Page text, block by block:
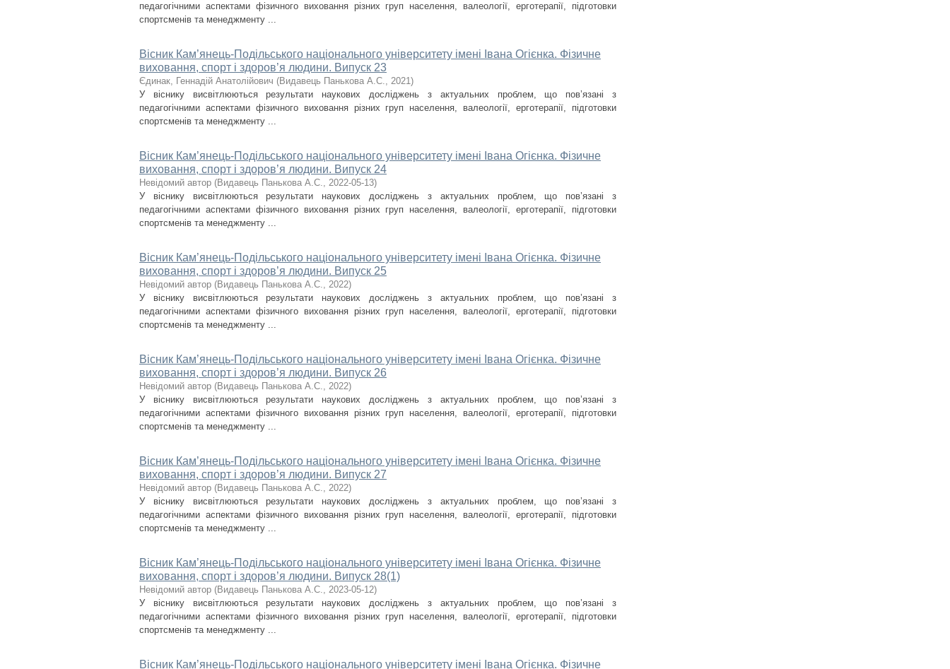
педагогічними аспектами фізичного виховання різних груп населення, валеології, ерготерапії, підготовки
спортсменів та менеджменту ...
Вісник Кам’янець-Подільського національного університету імені Івана Огієнка. Фізичне
виховання, спорт і здоров’я людини. Випуск 23
Єдинак, Геннадій Анатолійович (Видавець Панькова А.С., 2021)
У віснику висвітлюються результати наукових досліджень з актуальних проблем, що пов’язані з
педагогічними аспектами фізичного виховання різних груп населення, валеології, ерготерапії, підготовки
спортсменів та менеджменту ...
Вісник Кам’янець-Подільського національного університету імені Івана Огієнка. Фізичне
виховання, спорт і здоров’я людини. Випуск 24
Невідомий автор (Видавець Панькова А.С., 2022-05-13)
У віснику висвітлюються результати наукових досліджень з актуальних проблем, що пов’язані з
педагогічними аспектами фізичного виховання різних груп населення, валеології, ерготерапії, підготовки
спортсменів та менеджменту ...
Вісник Кам’янець-Подільського національного університету імені Івана Огієнка. Фізичне
виховання, спорт і здоров’я людини. Випуск 25
Невідомий автор (Видавець Панькова А.С., 2022)
У віснику висвітлюються результати наукових досліджень з актуальних проблем, що пов’язані з
педагогічними аспектами фізичного виховання різних груп населення, валеології, ерготерапії, підготовки
спортсменів та менеджменту ...
Вісник Кам’янець-Подільського національного університету імені Івана Огієнка. Фізичне
виховання, спорт і здоров’я людини. Випуск 26
Невідомий автор (Видавець Панькова А.С., 2022)
У віснику висвітлюються результати наукових досліджень з актуальних проблем, що пов’язані з
педагогічними аспектами фізичного виховання різних груп населення, валеології, ерготерапії, підготовки
спортсменів та менеджменту ...
Вісник Кам’янець-Подільського національного університету імені Івана Огієнка. Фізичне
виховання, спорт і здоров’я людини. Випуск 27
Невідомий автор (Видавець Панькова А.С., 2022)
У віснику висвітлюються результати наукових досліджень з актуальних проблем, що пов’язані з
педагогічними аспектами фізичного виховання різних груп населення, валеології, ерготерапії, підготовки
спортсменів та менеджменту ...
Вісник Кам’янець-Подільського національного університету імені Івана Огієнка. Фізичне
виховання, спорт і здоров’я людини. Випуск 28(1)
Невідомий автор (Видавець Панькова А.С., 2023-05-12)
У віснику висвітлюються результати наукових досліджень з актуальних проблем, що пов’язані з
педагогічними аспектами фізичного виховання різних груп населення, валеології, ерготерапії, підготовки
спортсменів та менеджменту ...
Вісник Кам’янець-Подільського національного університету імені Івана Огієнка. Фізичне